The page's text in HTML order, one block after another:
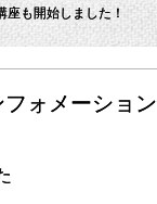
座も開始しました！
フォメーション